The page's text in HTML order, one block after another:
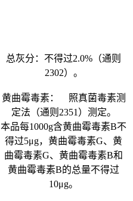
总灰分：不得过2.0%（通则
2302）。
黄曲霉毒素： 照真菌毒素测
定法（通则2351）测定。
本品每1000g含黄曲霉毒素B不
得过5μg，黄曲霉毒素G、黄
曲霉毒素G、黄曲霉毒素B和
黄曲霉毒素B的总量不得过
10μg。